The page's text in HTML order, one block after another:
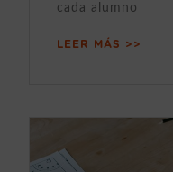
cada alumno
LEER MÁS >>